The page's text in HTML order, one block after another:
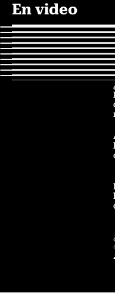
En video